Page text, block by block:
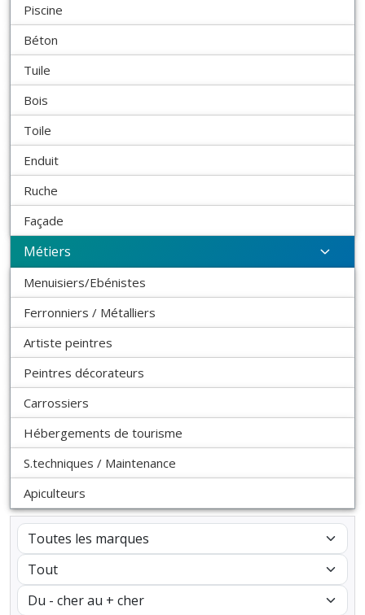
Piscine
Béton
Tuile
Bois
Toile
Enduit
Ruche
Façade
Métiers
Menuisiers/Ebénistes
Ferronniers / Métalliers
Artiste peintres
Peintres décorateurs
Carrossiers
Hébergements de tourisme
S.techniques / Maintenance
Apiculteurs